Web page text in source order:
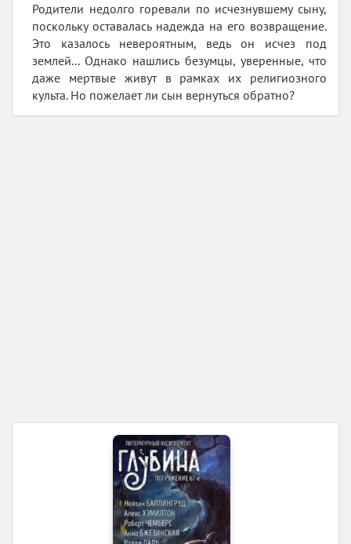
Родители недолго горевали по исчезнувшему сыну,
поскольку оставалась надежда на его возвращение.
Это казалось невероятным, ведь он исчез под
землей... Однако нашлись безумцы, уверенные, что
даже мертвые живут в рамках их религиозного
культа. Но пожелает ли сын вернуться обратно?